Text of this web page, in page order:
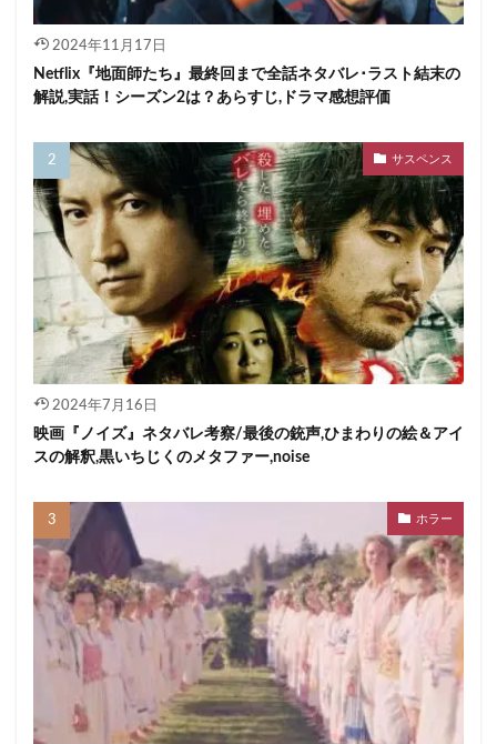
2024年11月17日
Netflix『地面師たち』最終回まで全話ネタバレ･ラスト結末の
解説,実話！シーズン2は？あらすじ,ドラマ感想評価
サスペンス
2024年7月16日
映画『ノイズ』ネタバレ考察/最後の銃声,ひまわりの絵＆アイ
スの解釈,黒いちじくのメタファー,noise
ホラー